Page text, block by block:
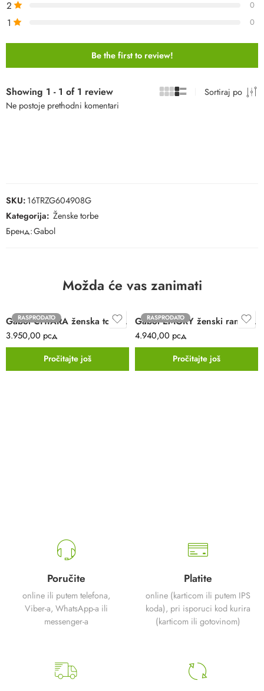
2 0
1 0
Be the first to review!
Showing 1 - 1 of 1 review
Sortiraj po
Ne postoje prethodni komentari
SKU:16TRZG604908G
Kategorija: Ženske torbe
Бренд:Gabol
Možda će vas zanimati
RASPRODATO Gabol CHIARA ženska torba | krem | 24x16x10cm
3.950,00 рсд
Pročitajte još
RASPRODATO Gabol EMORY ženski ranac | svetlo plavi | 33x44x6cm
4.940,00 рсд
Pročitajte još
Poručite
online ili putem telefona,
Viber-a, WhatsApp-a ili
messenger-a
Platite
online (karticom ili putem IPS
koda), pri isporuci kod kurira
(karticom ili gotovinom)